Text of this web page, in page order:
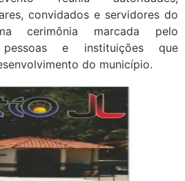
convidados e servidores do
cerimônia marcada pelo
e instituições que
do município.